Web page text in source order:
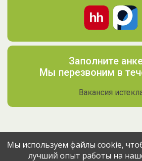
Заполните
Мы перезвоним в
Вакансия
Поделитесь вакансией с
Мы используем файлы cookie,
лучший опыт работы на